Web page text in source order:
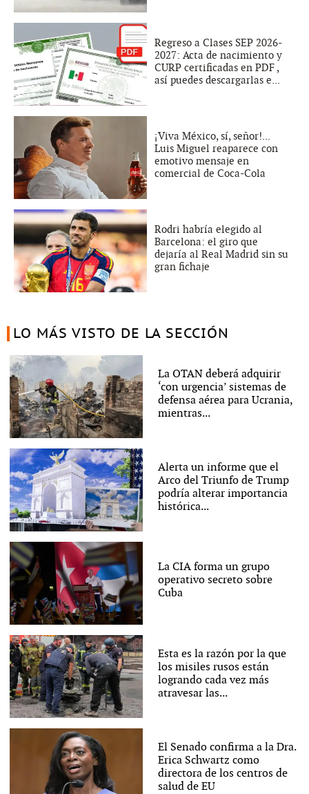
Regreso a Clases SEP 2026-
2027: Acta de nacimiento y
CURP certificadas en PDF ,
así puedes descargarlas e...
¡Viva México, sí, señor!...
Luis Miguel reaparece con
emotivo mensaje en
comercial de Coca-Cola
Rodri habría elegido al
Barcelona: el giro que
dejaría al Real Madrid sin su
gran fichaje
LO MÁS VISTO DE LA SECCIÓN
La OTAN deberá adquirir
‘con urgencia’ sistemas de
defensa aérea para Ucrania,
mientras...
Alerta un informe que el
Arco del Triunfo de Trump
podría alterar importancia
histórica...
La CIA forma un grupo
operativo secreto sobre
Cuba
Esta es la razón por la que
los misiles rusos están
logrando cada vez más
atravesar las...
El Senado confirma a la Dra.
Erica Schwartz como
directora de los centros de
salud de EU